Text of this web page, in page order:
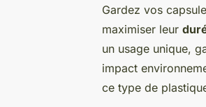
Gardez vos
maximiser leur
un usage unique,
impact
ce type de